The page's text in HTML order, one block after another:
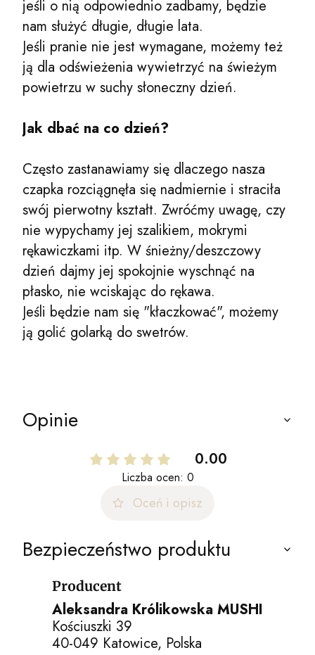
jeśli o nią odpowiednio zadbamy, będzie
nam służyć długie, długie lata.
Jeśli pranie nie jest wymagane, możemy też
ją dla odświeżenia wywietrzyć na świeżym
powietrzu w suchy słoneczny dzień.
Jak dbać na co dzień?
Często zastanawiamy się dlaczego nasza
czapka rozciągnęła się nadmiernie i straciła
swój pierwotny kształt. Zwróćmy uwagę, czy
nie wypychamy jej szalikiem, mokrymi
rękawiczkami itp. W śnieżny/deszczowy
dzień dajmy jej spokojnie wyschnąć na
płasko, nie wciskając do rękawa.
Jeśli będzie nam się "kłaczkować", możemy
ją golić golarką do swetrów.
Opinie
0.00
Liczba ocen: 0
Oceń i opisz
Bezpieczeństwo produktu
Producent
Aleksandra Królikowska MUSHI
Kościuszki 39
40-049 Katowice, Polska